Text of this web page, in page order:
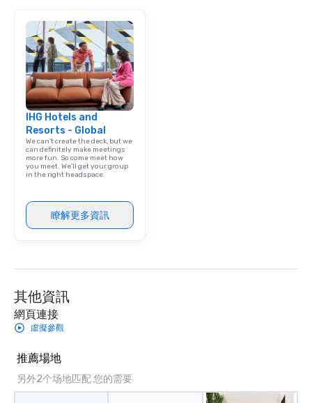
IHG Hotels and
Resorts - Global
We can't create the deck, but we
can definitely make meetings
more fun. So come meet how
you meet. We'll get your group
in the right headspace.
瞭解更多資訊
其他資訊
網頁連接
虛擬參觀
推薦場地
另外2个场地匹配 您的需要